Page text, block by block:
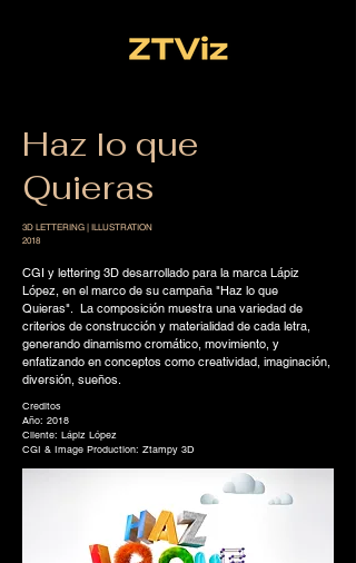
Haz lo que
Quieras
3D LETTERING | ILLUSTRATION
2018
CGI y lettering 3D desarrollado para la marca Lápiz
López, en el marco de su campaña "Haz lo que
Quieras". La composición muestra una variedad de
criterios de construcción y materialidad de cada letra,
generando dinamismo cromático, movimiento, y
enfatizando en conceptos como creatividad, imaginación,
diversión, sueños.
Creditos
Año: 2018
Cliente: Lápiz López
CGI & Image Production: Ztampy 3D